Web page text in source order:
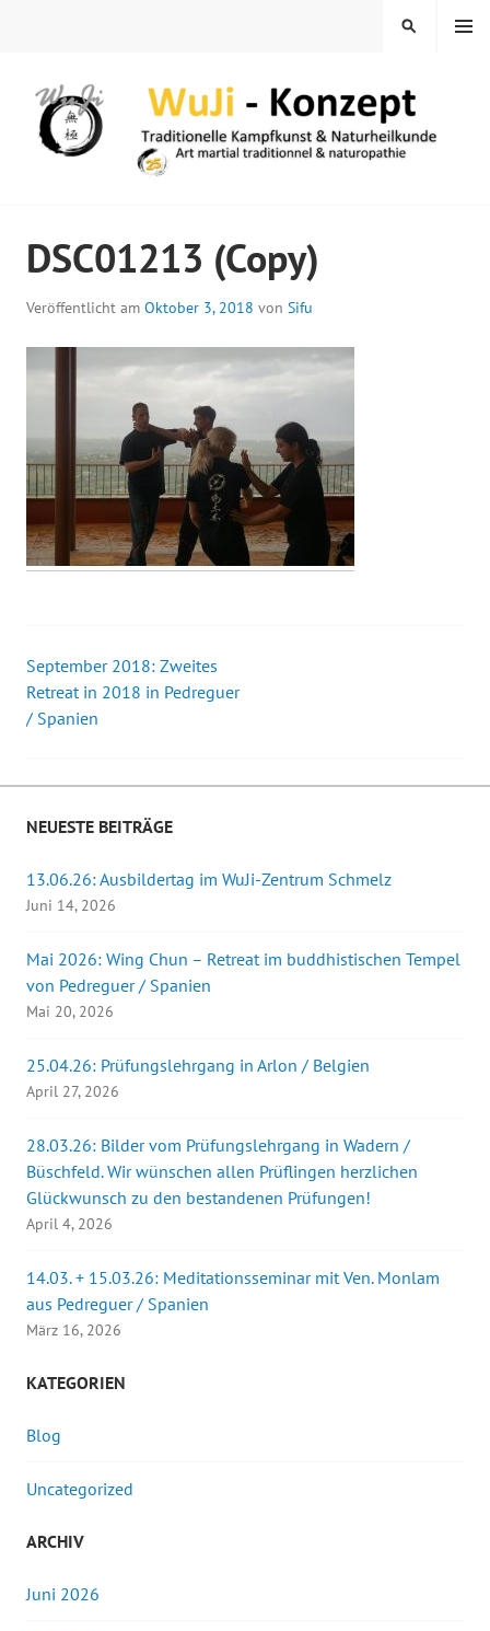
MENÜ
SUCHEN
DSC01213 (Copy)
Veröffentlicht am Oktober 3, 2018 von Sifu
Beitrags-
Navigation
September 2018: Zweites
Retreat in 2018 in Pedreguer
/ Spanien
NEUESTE BEITRÄGE
13.06.26: Ausbildertag im WuJi-Zentrum Schmelz
Juni 14, 2026
Mai 2026: Wing Chun – Retreat im buddhistischen Tempel
von Pedreguer / Spanien
Mai 20, 2026
25.04.26: Prüfungslehrgang in Arlon / Belgien
April 27, 2026
28.03.26: Bilder vom Prüfungslehrgang in Wadern /
Büschfeld. Wir wünschen allen Prüflingen herzlichen
Glückwunsch zu den bestandenen Prüfungen!
April 4, 2026
14.03. + 15.03.26: Meditationsseminar mit Ven. Monlam
aus Pedreguer / Spanien
März 16, 2026
KATEGORIEN
Blog
Uncategorized
ARCHIV
Juni 2026